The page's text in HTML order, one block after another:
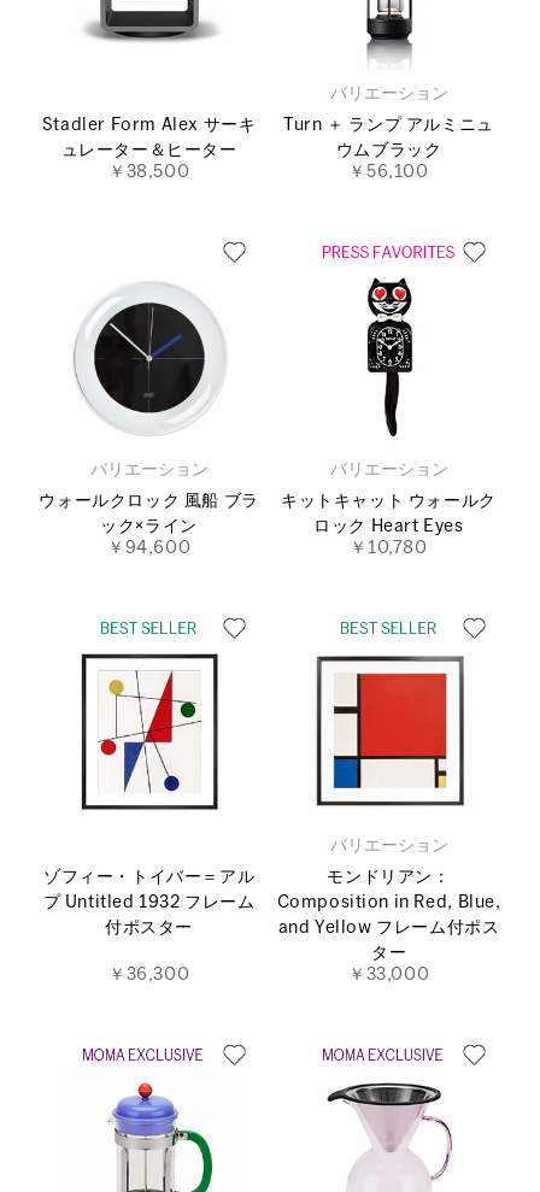
Stadler Form Alex サーキ
ュレーター＆ヒーター
￥38,500
バリエーション
Turn ＋ ランプ アルミニュ
ウムブラック
￥56,100
バリエーション
ウォールクロック 風船 ブラ
ック×ライン
￥94,600
バリエーション
キットキャット ウォールク
ロック Heart Eyes
￥10,780
ゾフィー・トイバー＝アル
プ Untitled 1932 フレーム
付ポスター
￥36,300
バリエーション
モンドリアン：
Composition in Red, Blue,
and Yellow フレーム付ポス
ター
￥33,000